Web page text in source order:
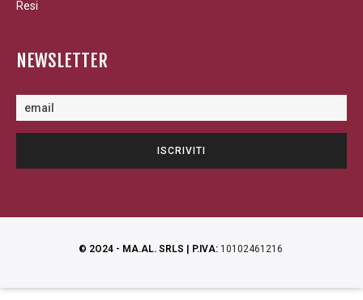
Resi
NEWSLETTER
© 2O24 - MA.AL. SRLS | P.IVA: 10102461216